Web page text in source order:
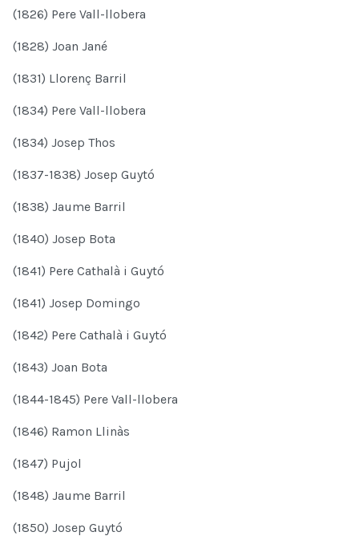
(1826) Pere Vall-llobera
(1828) Joan Jané
(1831) Llorenç Barril
(1834) Pere Vall-llobera
(1834) Josep Thos
(1837-1838) Josep Guytó
(1838) Jaume Barril
(1840) Josep Bota
(1841) Pere Cathalà i Guytó
(1841) Josep Domingo
(1842) Pere Cathalà i Guytó
(1843) Joan Bota
(1844-1845) Pere Vall-llobera
(1846) Ramon Llinàs
(1847) Pujol
(1848) Jaume Barril
(1850) Josep Guytó